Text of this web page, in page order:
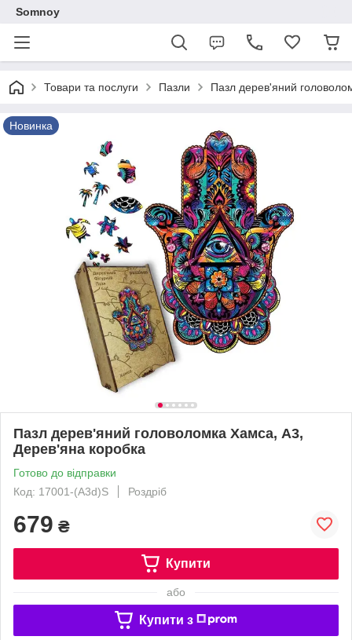
Somnoy
Товари та послуги Пазли Пазл дерев'яний
Новинка
Пазл дерев'яний головоломка Хамса, А3,
Дерев'яна коробка
Готово до відправки
Код: 17001-(A3d)S
Роздріб
679 ₴
Купити
або
Купити з